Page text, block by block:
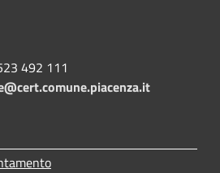
492 111